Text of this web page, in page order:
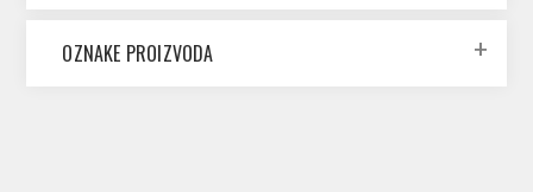
OZNAKE PROIZVODA